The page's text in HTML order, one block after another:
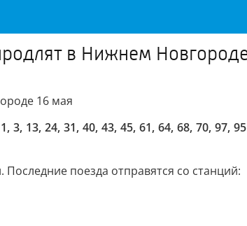
в Нижнем
16 мая
3, 13, 24, 31, 40, 43, 45, 61, 64, 68, 70, 97,
поезда отправятся со станций: